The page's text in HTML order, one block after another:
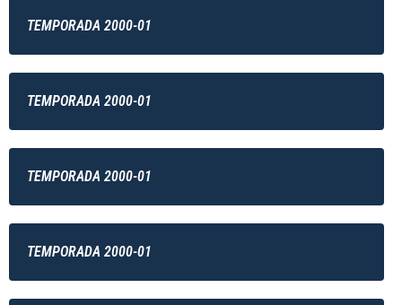
TEMPORADA 2000-01
TEMPORADA 2000-01
TEMPORADA 2000-01
TEMPORADA 2000-01